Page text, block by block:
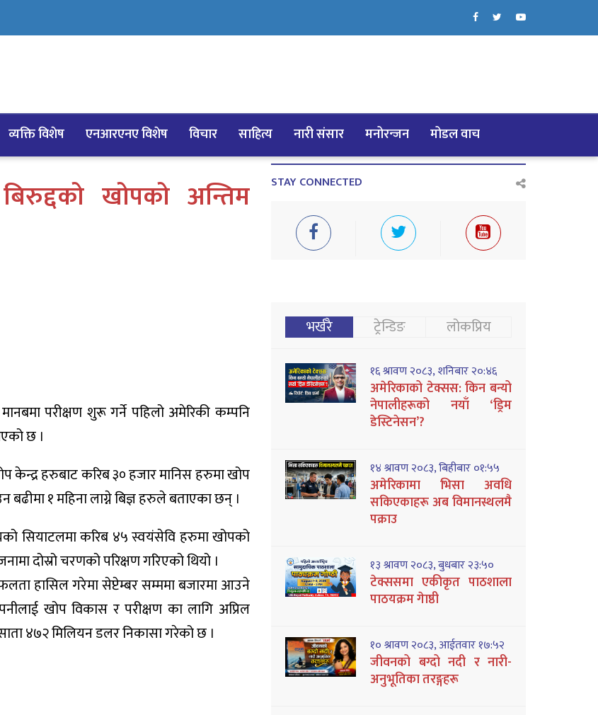
व्यक्ति विशेष एनआरएनए विशेष विचार साहित्य नारी संसार मनोरन्जन मोडल वाच
खोपको अन्तिम
परीक्षण शुरू गर्ने पहिलो अमेरिकी कम्पनि
छ ।
केन्द्र हरुबाट करिब ३० हजार मानिस हरुमा खोप
१ महिना लाग्ने बिज्ञ हरुले बताएका छन् ।
सियाटलमा करिब ४५ स्वयंसेवि हरुमा खोपको
दोस्रो चरणको परिक्षण गरिएको थियो ।
हासिल गरेमा सेप्टेम्बर सम्ममा बजारमा आउने
खोप विकास र परीक्षण का लागि अप्रिल
४७२ मिलियन डलर निकासा गरेको छ ।
STAY CONNECTED
भर्खरै ट्रेन्डिङ लोकप्रिय
१६ श्रावण २०८३, शनिबार २०:४६
अमेरिकाको टेक्सस: किन बन्यो
नेपालीहरूको नयाँ ‘ड्रिम
डेस्टिनेसन’?
१४ श्रावण २०८३, बिहीबार ०१:५५
अमेरिकामा भिसा अवधि
सकिएकाहरू अब विमानस्थलमै
पक्राउ
१३ श्रावण २०८३, बुधबार २३:५०
टेक्ससमा एकीकृत पाठशाला
पाठयक्रम गेाष्ठी
१० श्रावण २०८३, आईतवार १७:५२
जीवनको बग्दो नदी र नारी-
अनुभूतिका तरङ्गहरू